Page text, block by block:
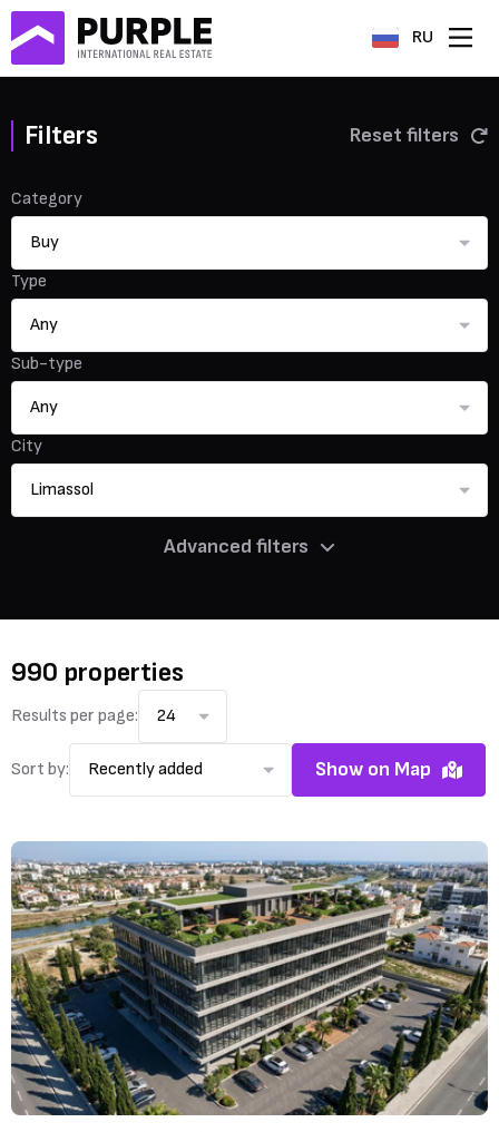
RU
Filters Reset filters
Category
Buy
Type
Any
Sub-type
Any
City
Limassol
Advanced filters
990 properties
Results per page: 24
Sort by: Recently added Show on Map